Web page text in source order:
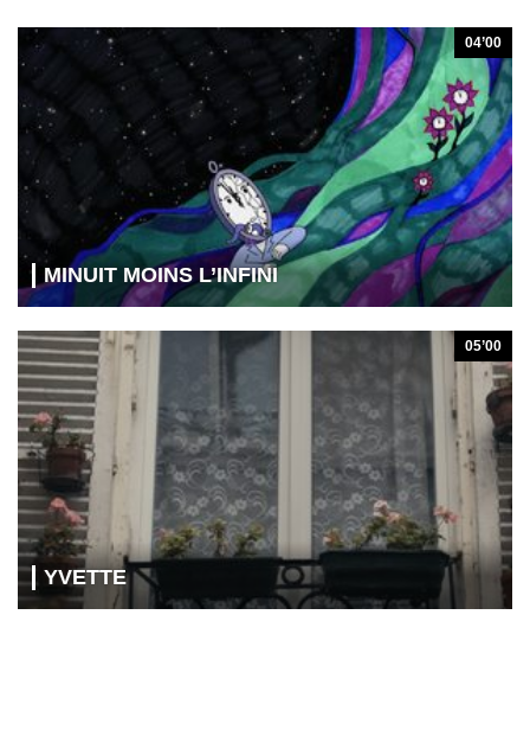
MINUIT MOINS L’INFINI
04’00
YVETTE
05’00